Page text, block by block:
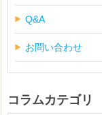
Q&A
お問い合わせ
コラムカテゴリ